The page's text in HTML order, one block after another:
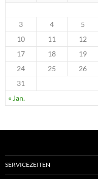
« Jan.
3
4 5
10
11 12
17
18 19
24
25 26
31
SERVICEZEITEN